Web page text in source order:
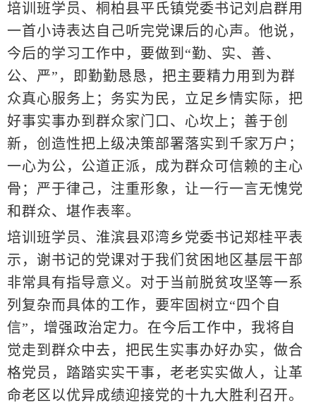
培训班学员、桐柏县平氏镇党委书记刘启群用
一首小诗表达自己听完党课后的心声。他说，
今后的学习工作中，要做到“勤、实、善、
公、严”，即勤勤恳恳，把主要精力用到为群
众真心服务上；务实为民，立足乡情实际，把
好事实事办到群众家门口、心坎上；善于创
新，创造性把上级决策部署落实到千家万户；
一心为公，公道正派，成为群众可信赖的主心
骨；严于律己，注重形象，让一行一言无愧党
和群众、堪作表率。
培训班学员、淮滨县邓湾乡党委书记郑桂平表
示，谢书记的党课对于我们贫困地区基层干部
非常具有指导意义。对于当前脱贫攻坚等一系
列复杂而具体的工作，要牢固树立“四个自
信”，增强政治定力。在今后工作中，我将自
觉走到群众中去，把民生实事办好办实，做合
格党员，踏踏实实干事，老老实实做人，让革
命老区以优异成绩迎接党的十九大胜利召开。